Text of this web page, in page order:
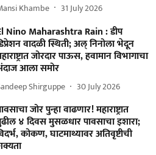
Khambe 31 July 2026
Nino Maharashtra Rain : डीप
वादळी स्थिती; अल् निनोला भेदून
जोरदार पाऊस, हवामान विभागाचा
आला समोर
Shirguppe 30 July 2026
जोर पुन्हा वाढणार! महाराष्ट्रात
४ दिवस मुसळधार पावसाचा इशारा;
कोकण, घाटमाथ्यावर अतिवृष्टीची